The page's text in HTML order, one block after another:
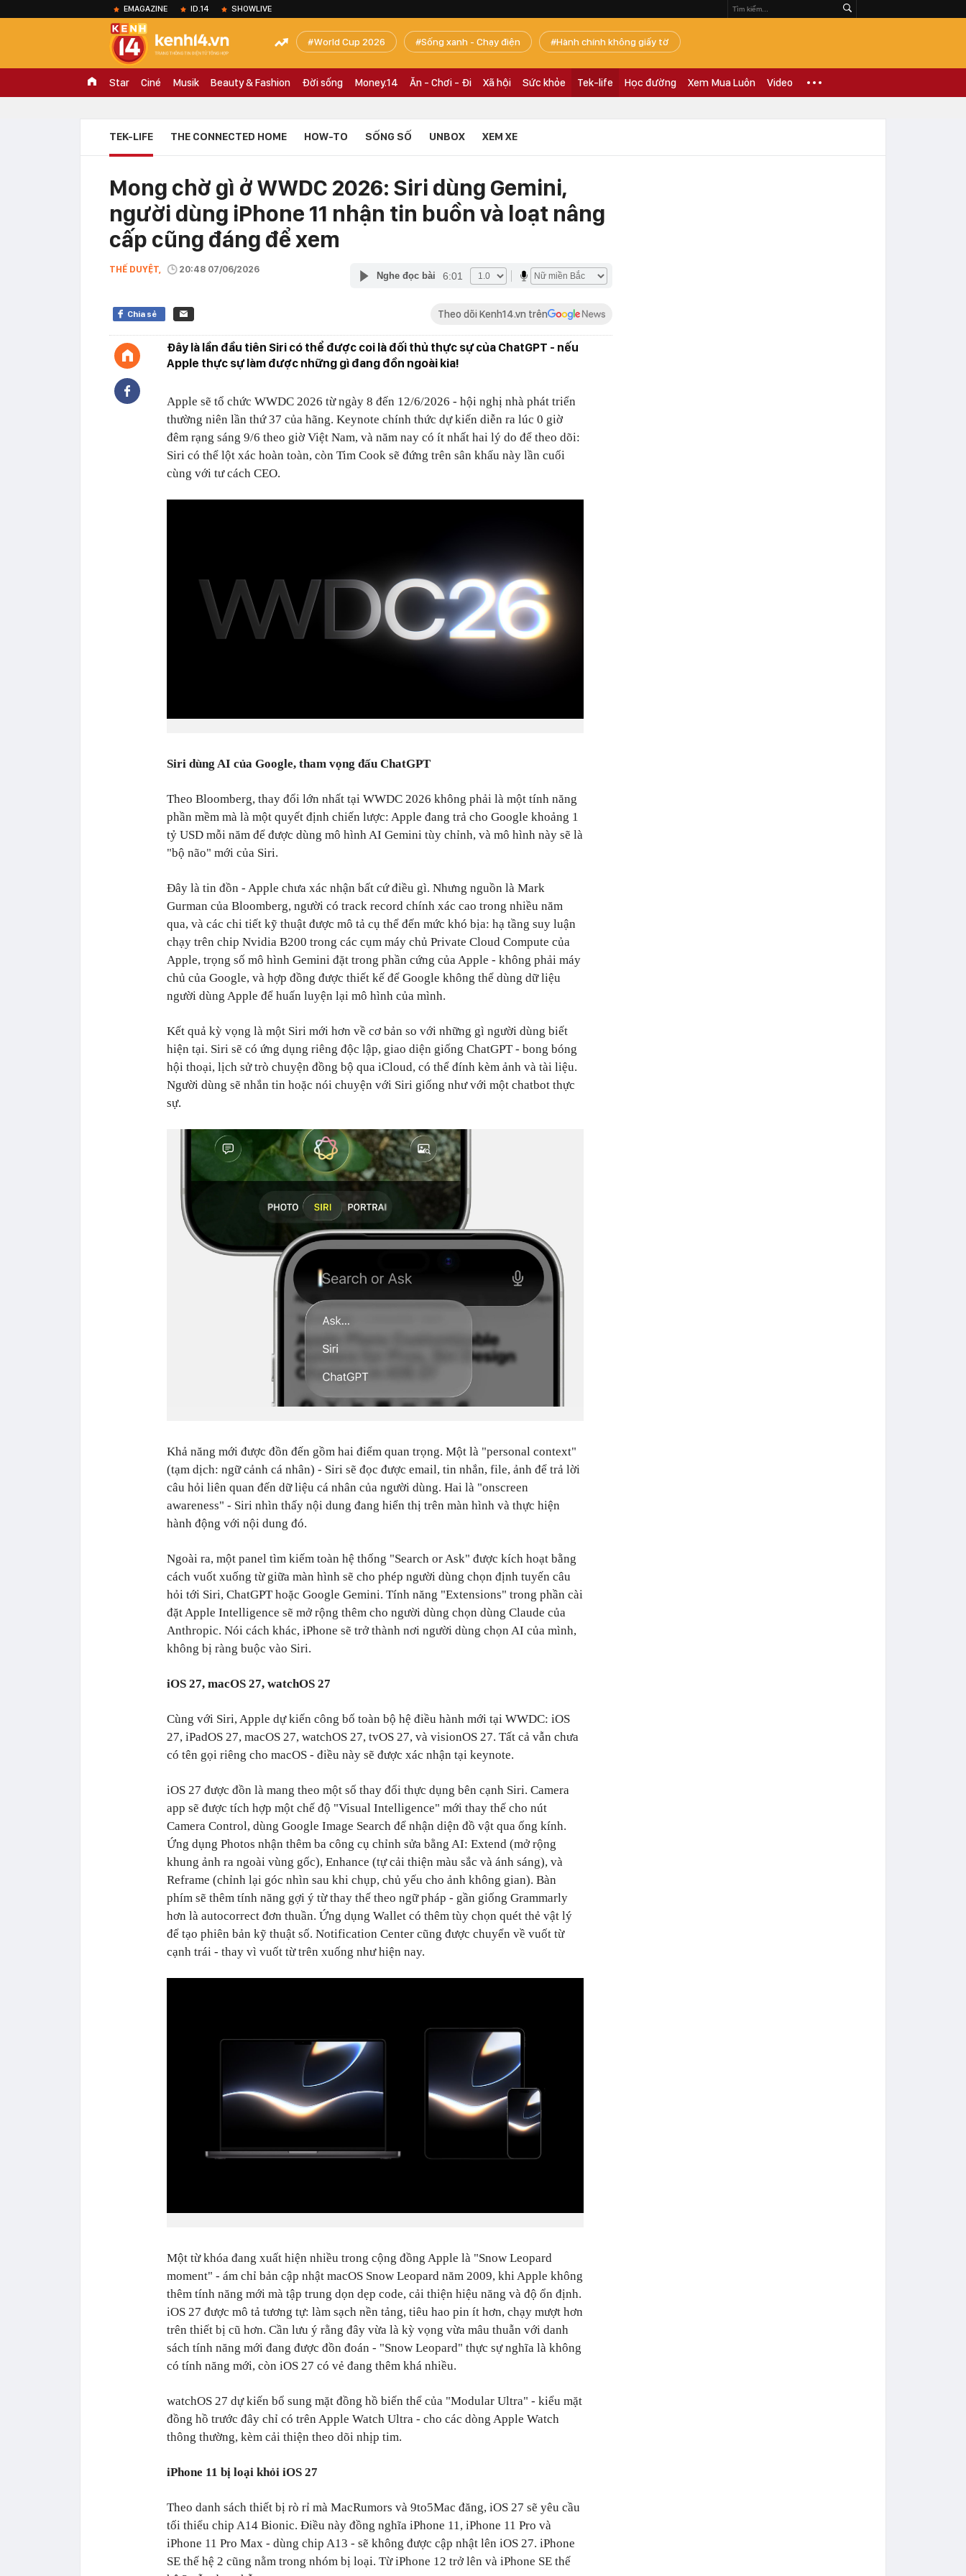
EMAGAZINE ID.14 SHOWLIVE
World Cup 2026 Sống xanh - Chạy điện Hành chính không giấy tờ
Star Ciné Musik Beauty & Fashion Đời sống Money.14 Ăn - Chơi - Đi Xã hội Sức khỏe Tek-life Học đường Xem Mua Luôn Video
TEK-LIFE THE CONNECTED HOME HOW-TO SỐNG SỐ UNBOX XEM XE
Mong chờ gì ở WWDC 2026: Siri dùng Gemini,
người dùng iPhone 11 nhận tin buồn và loạt nâng
cấp cũng đáng để xem
THẾ DUYỆT, 20:48 07/06/2026
Nghe đọc bài 6:01
Chia sẻ Theo dõi Kenh14.vn trên
Đây là lần đầu tiên Siri có thể được coi là đối thủ thực sự của ChatGPT - nếu
Apple thực sự làm được những gì đang đồn ngoài kia!
Apple sẽ tổ chức WWDC 2026 từ ngày 8 đến 12/6/2026 - hội nghị nhà phát triển
thường niên lần thứ 37 của hãng. Keynote chính thức dự kiến diễn ra lúc 0 giờ
đêm rạng sáng 9/6 theo giờ Việt Nam, và năm nay có ít nhất hai lý do để theo dõi:
Siri có thể lột xác hoàn toàn, còn Tim Cook sẽ đứng trên sân khấu này lần cuối
cùng với tư cách CEO.
Siri dùng AI của Google, tham vọng đấu ChatGPT
Theo Bloomberg, thay đổi lớn nhất tại WWDC 2026 không phải là một tính năng
phần mềm mà là một quyết định chiến lược: Apple đang trả cho Google khoảng 1
tỷ USD mỗi năm để được dùng mô hình AI Gemini tùy chỉnh, và mô hình này sẽ là
"bộ não" mới của Siri.
Đây là tin đồn - Apple chưa xác nhận bất cứ điều gì. Nhưng nguồn là Mark
Gurman của Bloomberg, người có track record chính xác cao trong nhiều năm
qua, và các chi tiết kỹ thuật được mô tả cụ thể đến mức khó bịa: hạ tầng suy luận
chạy trên chip Nvidia B200 trong các cụm máy chủ Private Cloud Compute của
Apple, trọng số mô hình Gemini đặt trong phần cứng của Apple - không phải máy
chủ của Google, và hợp đồng được thiết kế để Google không thể dùng dữ liệu
người dùng Apple để huấn luyện lại mô hình của mình.
Kết quả kỳ vọng là một Siri mới hơn về cơ bản so với những gì người dùng biết
hiện tại. Siri sẽ có ứng dụng riêng độc lập, giao diện giống ChatGPT - bong bóng
hội thoại, lịch sử trò chuyện đồng bộ qua iCloud, có thể đính kèm ảnh và tài liệu.
Người dùng sẽ nhắn tin hoặc nói chuyện với Siri giống như với một chatbot thực
sự.
Khả năng mới được đồn đến gồm hai điểm quan trọng. Một là "personal context"
(tạm dịch: ngữ cảnh cá nhân) - Siri sẽ đọc được email, tin nhắn, file, ảnh để trả lời
câu hỏi liên quan đến dữ liệu cá nhân của người dùng. Hai là "onscreen
awareness" - Siri nhìn thấy nội dung đang hiển thị trên màn hình và thực hiện
hành động với nội dung đó.
Ngoài ra, một panel tìm kiếm toàn hệ thống "Search or Ask" được kích hoạt bằng
cách vuốt xuống từ giữa màn hình sẽ cho phép người dùng chọn định tuyến câu
hỏi tới Siri, ChatGPT hoặc Google Gemini. Tính năng "Extensions" trong phần cài
đặt Apple Intelligence sẽ mở rộng thêm cho người dùng chọn dùng Claude của
Anthropic. Nói cách khác, iPhone sẽ trở thành nơi người dùng chọn AI của mình,
không bị ràng buộc vào Siri.
iOS 27, macOS 27, watchOS 27
Cùng với Siri, Apple dự kiến công bố toàn bộ hệ điều hành mới tại WWDC: iOS
27, iPadOS 27, macOS 27, watchOS 27, tvOS 27, và visionOS 27. Tất cả vẫn chưa
có tên gọi riêng cho macOS - điều này sẽ được xác nhận tại keynote.
iOS 27 được đồn là mang theo một số thay đổi thực dụng bên cạnh Siri. Camera
app sẽ được tích hợp một chế độ "Visual Intelligence" mới thay thế cho nút
Camera Control, dùng Google Image Search để nhận diện đồ vật qua ống kính.
Ứng dụng Photos nhận thêm ba công cụ chỉnh sửa bằng AI: Extend (mở rộng
khung ảnh ra ngoài vùng gốc), Enhance (tự cải thiện màu sắc và ánh sáng), và
Reframe (chỉnh lại góc nhìn sau khi chụp, chủ yếu cho ảnh không gian). Bàn
phím sẽ thêm tính năng gợi ý từ thay thế theo ngữ pháp - gần giống Grammarly
hơn là autocorrect đơn thuần. Ứng dụng Wallet có thêm tùy chọn quét thẻ vật lý
để tạo phiên bản kỹ thuật số. Notification Center cũng được chuyển về vuốt từ
cạnh trái - thay vì vuốt từ trên xuống như hiện nay.
Một từ khóa đang xuất hiện nhiều trong cộng đồng Apple là "Snow Leopard
moment" - ám chỉ bản cập nhật macOS Snow Leopard năm 2009, khi Apple không
thêm tính năng mới mà tập trung dọn dẹp code, cải thiện hiệu năng và độ ổn định.
iOS 27 được mô tả tương tự: làm sạch nền tảng, tiêu hao pin ít hơn, chạy mượt hơn
trên thiết bị cũ hơn. Cần lưu ý rằng đây vừa là kỳ vọng vừa mâu thuẫn với danh
sách tính năng mới đang được đồn đoán - "Snow Leopard" thực sự nghĩa là không
có tính năng mới, còn iOS 27 có vẻ đang thêm khá nhiều.
watchOS 27 dự kiến bổ sung mặt đồng hồ biến thể của "Modular Ultra" - kiểu mặt
đồng hồ trước đây chỉ có trên Apple Watch Ultra - cho các dòng Apple Watch
thông thường, kèm cải thiện theo dõi nhịp tim.
iPhone 11 bị loại khỏi iOS 27
Theo danh sách thiết bị rò rỉ mà MacRumors và 9to5Mac đăng, iOS 27 sẽ yêu cầu
tối thiểu chip A14 Bionic. Điều này đồng nghĩa iPhone 11, iPhone 11 Pro và
iPhone 11 Pro Max - dùng chip A13 - sẽ không được cập nhật lên iOS 27. iPhone
SE thế hệ 2 cũng nằm trong nhóm bị loại. Từ iPhone 12 trở lên và iPhone SE thế